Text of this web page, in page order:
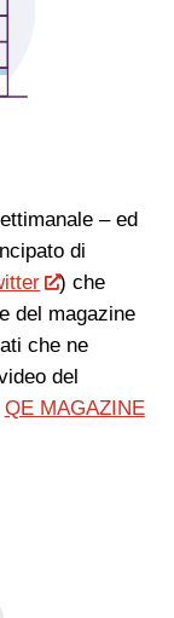
– ed
di
) che
del magazine
che ne
del
QE MAGAZINE